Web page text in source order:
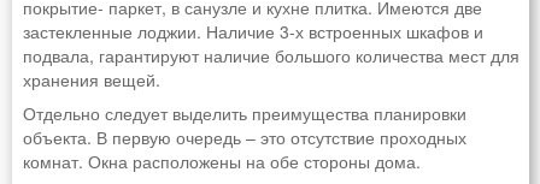
покрытие- паркет, в санузле и кухне плитка. Имеются две
застекленные лоджии. Наличие 3-х встроенных шкафов и
подвала, гарантируют наличие большого количества мест для
хранения вещей.
Отдельно следует выделить преимущества планировки
объекта. В первую очередь – это отсутствие проходных
комнат. Окна расположены на обе стороны дома.